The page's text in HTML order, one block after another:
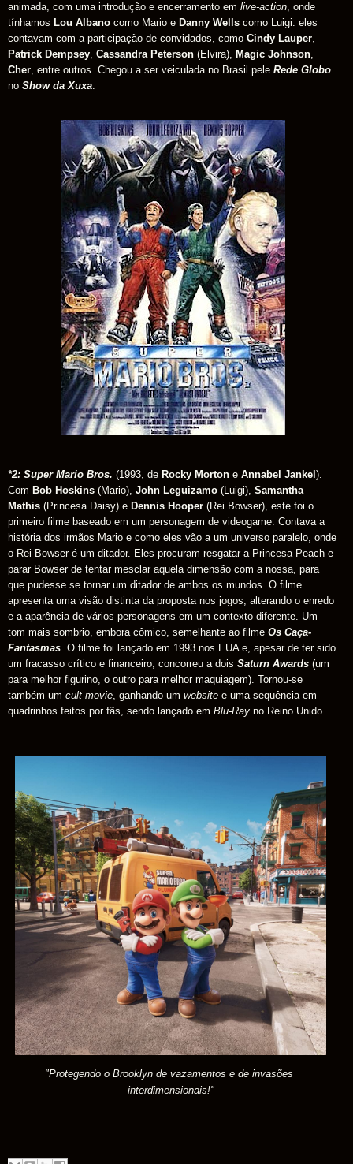
animada, com uma introdução e encerramento em live-action, onde
tínhamos Lou Albano como Mario e Danny Wells como Luigi. eles
contavam com a participação de convidados, como Cindy Lauper,
Patrick Dempsey, Cassandra Peterson (Elvira), Magic Johnson,
Cher, entre outros. Chegou a ser veiculada no Brasil pele Rede Globo
no Show da Xuxa.
*2: Super Mario Bros. (1993, de Rocky Morton e Annabel Jankel ).
Com Bob Hoskins (Mario), John Leguizamo (Luigi), Samantha
Mathis (Princesa Daisy) e Dennis Hooper (Rei Bowser), este foi o
primeiro filme baseado em um personagem de videogame. Contava a
história dos irmãos Mario e como eles vão a um universo paralelo, onde
o Rei Bowser é um ditador. Eles procuram resgatar a Princesa Peach e
parar Bowser de tentar mesclar aquela dimensão com a nossa, para
que pudesse se tornar um ditador de ambos os mundos. O filme
apresenta uma visão distinta da proposta nos jogos, alterando o enredo
e a aparência de vários personagens em um contexto diferente. Um
tom mais sombrio, embora cômico, semelhante ao filme Os Caça-
Fantasmas . O filme foi lançado em 1993 nos EUA e, apesar de ter sido
um fracasso crítico e financeiro, concorreu a dois Saturn Awards (um
para melhor figurino, o outro para melhor maquiagem). Tornou-se
também um cult movie , ganhando um website e uma sequência em
quadrinhos feitos por fãs, sendo lançado em Blu-Ray no Reino Unido.
"Protegendo o Brooklyn de vazamentos e de invasões
interdimensionais!"